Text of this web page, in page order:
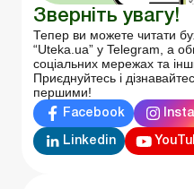
Зверніть увагу!
Тепер ви можете читати
“Uteka.ua” у Telegram, а
соціальних мережах та
Приєднуйтесь і
першими!
Facebook
Linkedin